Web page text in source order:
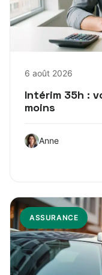
6 août 2026
Intérim 35h :
moins
Anne
ASSURANCE